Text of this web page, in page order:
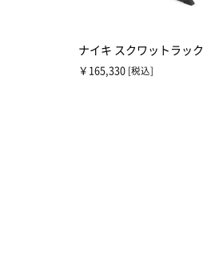
ナイキ スクワットラック
￥165,330 [税込]